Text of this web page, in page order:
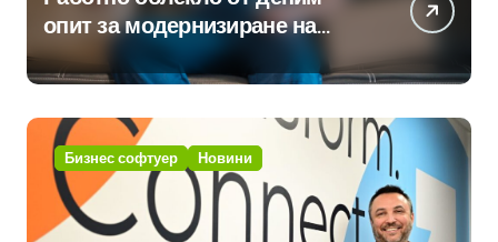
опит за модернизиране на
традицията
Бизнес софтуер Новини